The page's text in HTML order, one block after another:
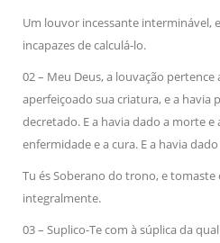
Um louvor incessante interminável,
incapazes de calculá-lo.
02 – Meu Deus, a louvação
aperfeiçoado sua criatura, e a havia
decretado. E a havia dado a morte e
enfermidade e a cura. E a havia
Tu és Soberano do trono, e tomaste
integralmente.
03 – Suplico-Te com à súplica da